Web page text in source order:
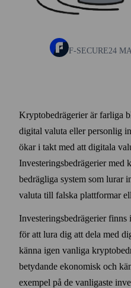
F-SECURE24
Krypto­bedrägerier är farliga
digital valuta eller personlig
ökar i takt med att digitala
Investerings­bedrägerier med
bedrägliga system som lurar
valuta till falska plattformar
Investerings­bedrägerier
för att lura dig att dela med
känna igen vanliga
betydande ekonomisk och
exempel på de vanligaste